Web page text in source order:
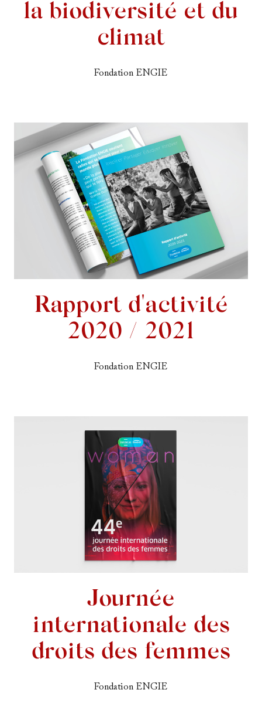
la biodiversité et du
climat
Fondation ENGIE
Rapport d'activité
2020 / 2021
Fondation ENGIE
Journée
internationale des
droits des femmes
Fondation ENGIE